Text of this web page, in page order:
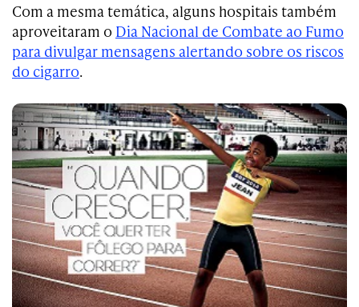
Com a mesma temática, alguns hospitais também
aproveitaram o Dia Nacional de Combate ao Fumo
para divulgar mensagens alertando sobre os riscos
do cigarro.